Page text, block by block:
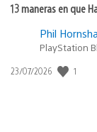
13 maneras en que
Phil
PlayStation
Fecha
23/07/2026 1